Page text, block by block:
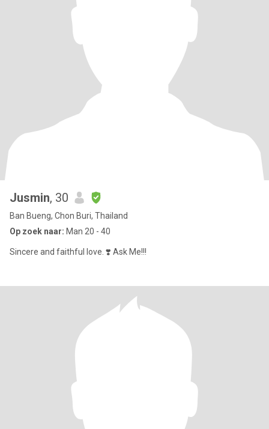
Jusmin, 30
Ban Bueng, Chon Buri, Thailand
Op zoek naar: Man 20 - 40
Sincere and faithful love. ❣️ Ask Me!!!